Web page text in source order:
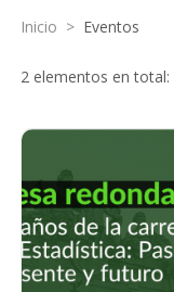
Inicio > Eventos
2 elementos en total: